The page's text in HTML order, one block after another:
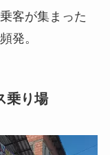
客が集まった
発。
乗り場